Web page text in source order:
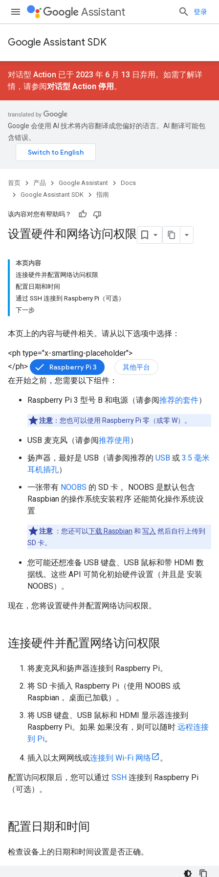
Assistant 登录
Google Assistant SDK
对话型 Action 已于 2023 年 6 月 13 日弃用。如需了解详
情，请参阅对话型 Action 停用 。
Google 会使用 AI 技术将内容翻译成您偏好的语言。AI 翻译可能包
含错误。
首页 产品 Google Assistant
Docs
Google Assistant SDK
指南
该内容对您有帮助吗？
设置硬件和网络访问权限
本页内容
连接硬件并配置网络访问权限
配置日期和时间
通过 SSH 连接到 Raspberry Pi（可选）
下一步
本页上的内容与硬件相关。请从以下选项中选择：
<ph type="x-smartling-placeholder">
</ph>
Raspberry Pi 3 其他平台
在开始之前，您需要以下组件：
Raspberry Pi 3 型号 B 和电源（请参阅推荐的套件）
注意 ：您也可以使用 Raspberry Pi 零（或零 W）。
USB 麦克风（请参阅推荐使用）
扬声器，最好是 USB（请参阅推荐的 USB 或 3.5 毫米
耳机插孔）
一张带有 NOOBS 的 SD 卡 。NOOBS 是默认包含
Raspbian 的操作系统安装程序 还能简化操作系统设
置
注意 ：您还可以下载 Raspbian 和 写入 然后自行上传到
SD 卡。
您可能还想准备 USB 键盘、USB 鼠标和带 HDMI 数
据线。这些 API 可简化初始硬件设置（并且是 安装
NOOBS）。
现在，您将设置硬件并配置网络访问权限。
连接硬件并配置网络访问权限
将麦克风和扬声器连接到 Raspberry Pi。
将 SD 卡插入 Raspberry Pi（使用 NOOBS 或
Raspbian， 桌面已加载）。
将 USB 键盘、USB 鼠标和 HDMI 显示器连接到
Raspberry Pi。如果 如果没有，则可以随时 远程连接
到 Pi。
插入以太网网线或连接到 Wi-Fi 网络 。
配置访问权限后，您可以通过 SSH 连接到 Raspberry Pi
（可选）。
配置日期和时间
检查设备上的日期和时间设置是否正确。